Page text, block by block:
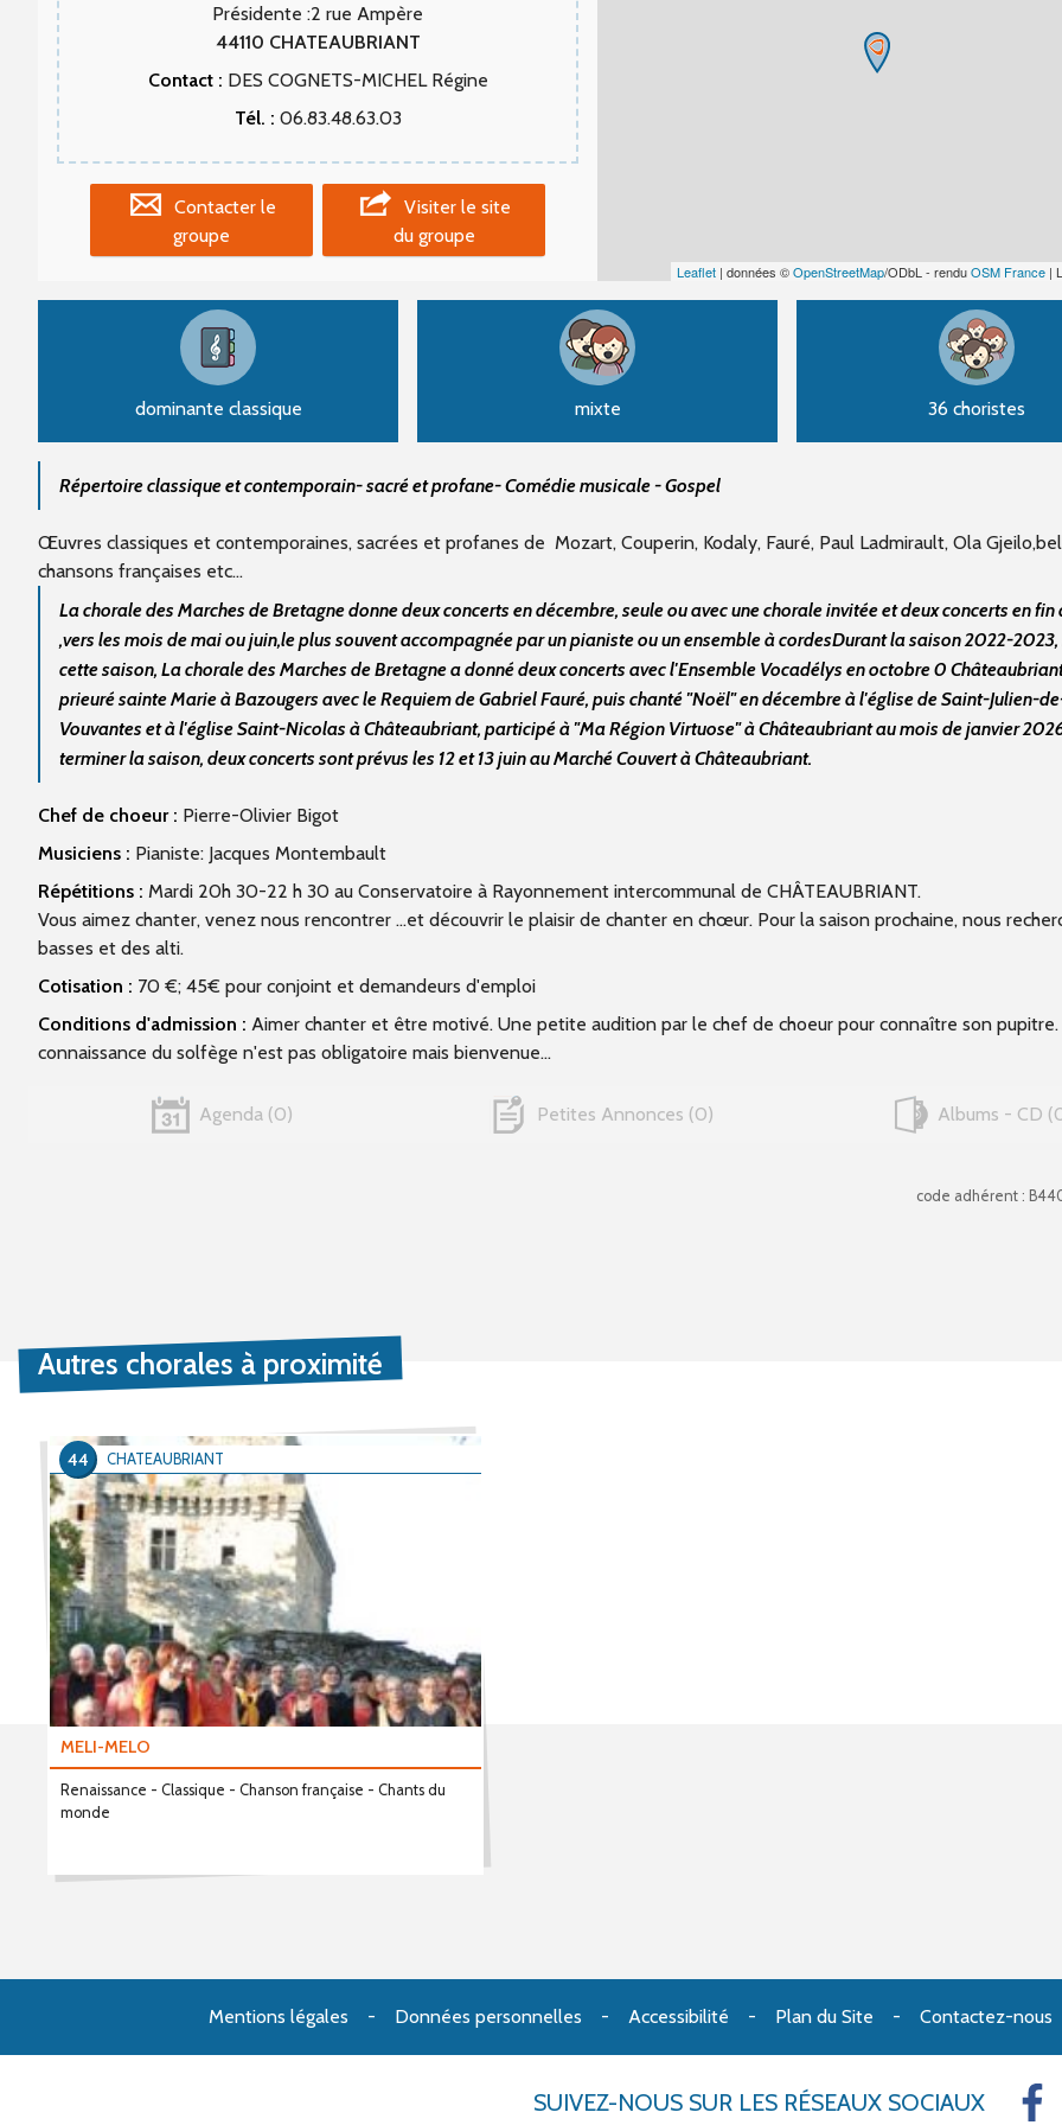
Présidente :2 rue Ampère
44110 CHATEAUBRIANT
Contact : DES COGNETS-MICHEL Régine
Tél. : 06.83.48.63.03
Contacter le
groupe
Visiter le site
du groupe
Leaflet | données ©OpenStreetMap/ODbL - renduOSM France |
dominante classique mixte 36 choristes
Répertoire classique et contemporain- sacré et profane- Comédie musicale - Gospel
Œuvres classiques et contemporaines, sacrées et profanes de Mozart, Couperin, Kodaly, Fauré, Paul Ladmirault, Ola
chansons françaises etc...
La chorale des Marches de Bretagne donne deux concerts en décembre, seule ou avec une chorale invitée et deux concerts en fin
,vers les mois de mai ou juin,le plus souvent accompagnée par un pianiste ou un ensemble à cordesDurant la saison 2022-
cette saison, La chorale des Marches de Bretagne a donné deux concerts avec l'Ensemble Vocadélys en octobre 0
prieuré sainte Marie à Bazougers avec le Requiem de Gabriel Fauré, puis chanté "Noël" en décembre à l'église de Saint-Julien-
Vouvantes et à l'église Saint-Nicolas à Châteaubriant, participé à "Ma Région Virtuose" à Châteaubriant au mois de janvier
terminer la saison, deux concerts sont prévus les 12 et 13 juin au Marché Couvert à Châteaubriant.
Chef de choeur : Pierre-Olivier Bigot
Musiciens : Pianiste: Jacques Montembault
Répétitions : Mardi 20h 30-22 h 30 au Conservatoire à Rayonnement intercommunal de CHÂTEAUBRIANT.
Vous aimez chanter, venez nous rencontrer ...et découvrir le plaisir de chanter en chœur. Pour la saison prochaine, nous
basses et des alti.
Cotisation : 70 €; 45€ pour conjoint et demandeurs d'emploi
Conditions d'admission : Aimer chanter et être motivé. Une petite audition par le chef de choeur pour connaître son pupitre.
connaissance du solfège n'est pas obligatoire mais bienvenue...
Agenda 0 Petites Annonces 0 Albums - CD
code adhérent :
Autres chorales à proximité
MELI-MELO
Renaissance - Classique - Chanson française - Chants du
monde
CHATEAUBRIANT
44
Mentions légales Données personnelles Accessibilité Plan du Site Contactez-nous
SUIVEZ-NOUS SUR LES RÉSEAUX SOCIAUX